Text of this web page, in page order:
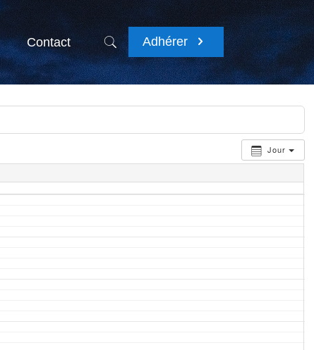
Contact Adhérer
Jour